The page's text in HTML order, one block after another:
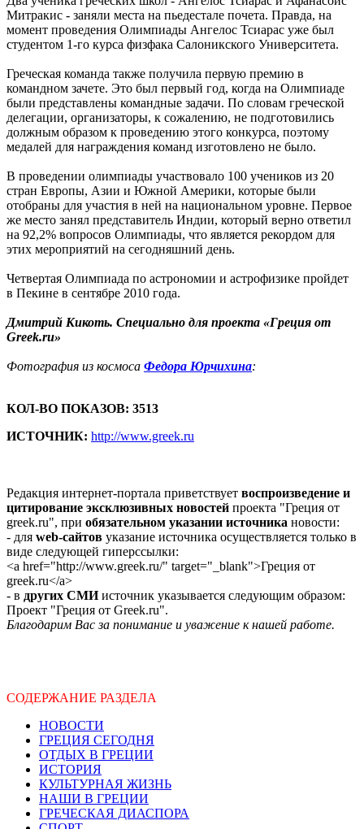
Митракис - заняли места на пьедестале почета. Правда, на
момент проведения Олимпиады Ангелос Тсиарас уже был
студентом 1-го курса физфака Салоникского Университета.
Греческая команда также получила первую премию в
командном зачете. Это был первый год, когда на Олимпиаде
были представлены командные задачи. По словам греческой
делегации, организаторы, к сожалению, не подготовились
должным образом к проведению этого конкурса, поэтому
медалей для награждения команд изготовлено не было.
В проведении олимпиады участвовало 100 учеников из 20
стран Европы, Азии и Южной Америки, которые были
отобраны для участия в ней на национальном уровне. Первое
же место занял представитель Индии, который верно ответил
на 92,2% вопросов Олимпиады, что является рекордом для
этих мероприятий на сегодняшний день.
Четвертая Олимпиада по астрономии и астрофизике пройдет
в Пекине в сентябре 2010 года.
Дмитрий Кикоть. Специально для проекта «Греция от
Greek.ru»
Фотография из космоса Федора Юрчихина:
КОЛ-ВО ПОКАЗОВ: 3513
ИСТОЧНИК: http://www.greek.ru
Редакция интернет-портала приветствует воспроизведение и
цитирование эксклюзивных новостей проекта "Греция от
greek.ru", при обязательном указании источника новости:
- для web-сайтов указание источника осуществляется только в
виде следующей гиперссылки:
<a href="http://www.greek.ru/" target="_blank">Греция от
greek.ru</a>
- в других СМИисточник указывается следующим образом:
Проект "Греция от Greek.ru".
Благодарим Вас за понимание и уважение к нашей работе.
СОДЕРЖАНИЕ РАЗДЕЛА
НОВОСТИ
ГРЕЦИЯ СЕГОДНЯ
ОТДЫХ В ГРЕЦИИ
ИСТОРИЯ
КУЛЬТУРНАЯ ЖИЗНЬ
НАШИ В ГРЕЦИИ
ГРЕЧЕСКАЯ ДИАСПОРА